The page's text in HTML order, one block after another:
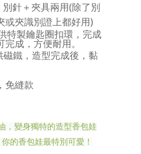
別針＋夾具兩用(除了別
或夾識別證上都好用)
特製鑰匙圈扣環，完成
成，方便耐用。
磁鐵，造型完成後，黏
免縫款
，變身獨特的造型香包娃
的香包娃最特別可愛！